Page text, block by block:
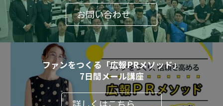
お問い合わせ
ファンをつくる「広報PRメソッド」
7日間メール講座